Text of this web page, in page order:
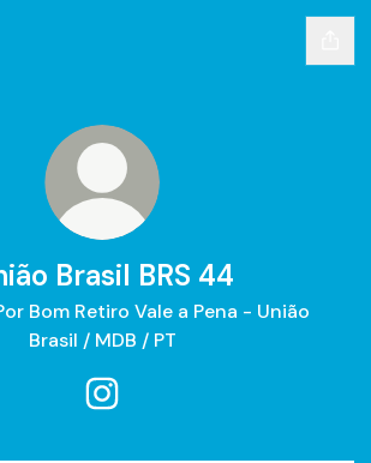
Brasil BRS 44
Bom Retiro Vale a Pena - União
Brasil / MDB / PT